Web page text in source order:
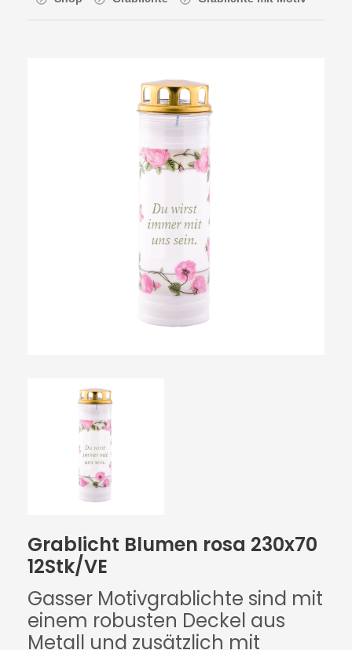
Grablicht Blumen rosa 230x70
12Stk/VE
Gasser Motivgrablichte sind mit
einem robusten Deckel aus
Metall und zusätzlich mit